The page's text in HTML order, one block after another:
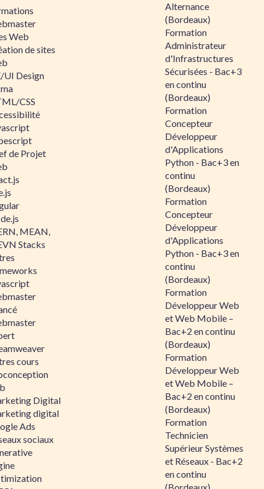
Web
de sites
UI Design
CSS
de Projet
MEAN,
Stacks
cours
Digital
digital
Ads
sociaux
Alternance
(Bordeaux)
Formation
Administrateur
d'Infrastructures
Sécurisées - Bac+3
en continu
(Bordeaux)
Formation
Concepteur
Développeur
d'Applications
Python - Bac+3 en
continu
(Bordeaux)
Formation
Concepteur
Développeur
d'Applications
Python - Bac+3 en
continu
(Bordeaux)
Formation
Développeur Web
et Web Mobile –
Bac+2 en continu
(Bordeaux)
Formation
Développeur Web
et Web Mobile –
Bac+2 en continu
(Bordeaux)
Formation
Technicien
Supérieur Systèmes
et Réseaux - Bac+2
en continu